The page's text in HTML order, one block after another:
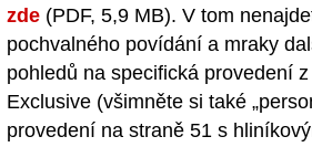
zde (PDF, 5,9 MB). V tom
pochvalného povídání a mraky
pohledů na specifická provedení
Exclusive (všimněte si také
provedení na straně 51 s